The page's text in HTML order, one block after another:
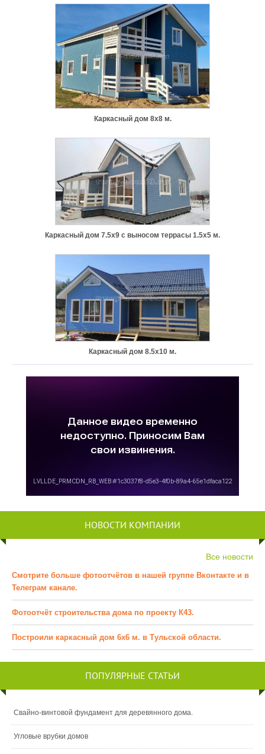
Каркасный дом 8х8 м.
Каркасный дом 7.5х9 с выносом террасы 1.5х5 м.
Каркасный дом 8.5х10 м.
НОВОСТИ КОМПАНИИ
Все новости
Смотрите больше фотоотчётов в нашей группе Вконтакте и в
Телеграм канале.
Фотоотчёт строительства дома по проекту К43.
Построили каркасный дом 6х6 м. в Тульской области.
ПОПУЛЯРНЫЕ СТАТЬИ
Свайно-винтовой фундамент для деревянного дома.
Угловые врубки домов